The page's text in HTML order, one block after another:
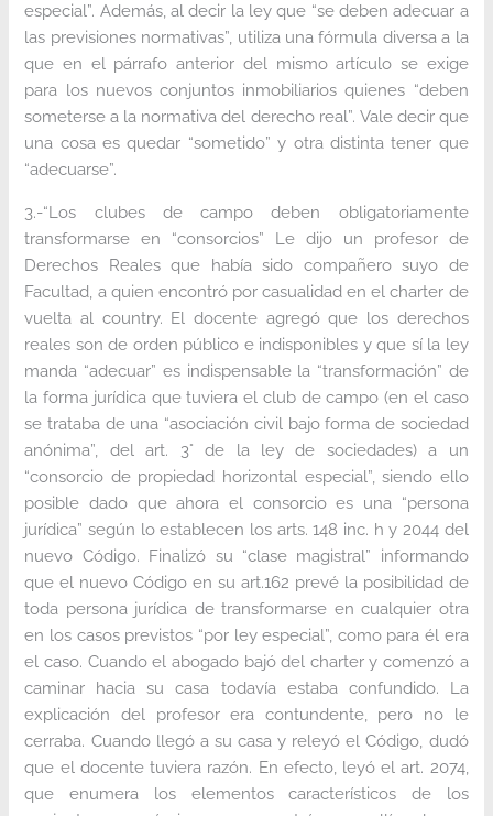
especial”. Además, al decir la ley que “se deben adecuar a
las previsiones normativas”, utiliza una fórmula diversa a la
que en el párrafo anterior del mismo artículo se exige
para los nuevos conjuntos inmobiliarios quienes “deben
someterse a la normativa del derecho real”. Vale decir que
una cosa es quedar “sometido” y otra distinta tener que
“adecuarse”.
3.-“Los clubes de campo deben obligatoriamente
transformarse en “consorcios” Le dijo un profesor de
Derechos Reales que había sido compañero suyo de
Facultad, a quien encontró por casualidad en el charter de
vuelta al country. El docente agregó que los derechos
reales son de orden público e indisponibles y que sí la ley
manda “adecuar” es indispensable la “transformación” de
la forma jurídica que tuviera el club de campo (en el caso
se trataba de una “asociación civil bajo forma de sociedad
anónima”, del art. 3° de la ley de sociedades) a un
“consorcio de propiedad horizontal especial”, siendo ello
posible dado que ahora el consorcio es una “persona
jurídica” según lo establecen los arts. 148 inc. h y 2044 del
nuevo Código. Finalizó su “clase magistral” informando
que el nuevo Código en su art.162 prevé la posibilidad de
toda persona jurídica de transformarse en cualquier otra
en los casos previstos “por ley especial”, como para él era
el caso. Cuando el abogado bajó del charter y comenzó a
caminar hacia su casa todavía estaba confundido. La
explicación del profesor era contundente, pero no le
cerraba. Cuando llegó a su casa y releyó el Código, dudó
que el docente tuviera razón. En efecto, leyó el art. 2074,
que enumera los elementos característicos de los